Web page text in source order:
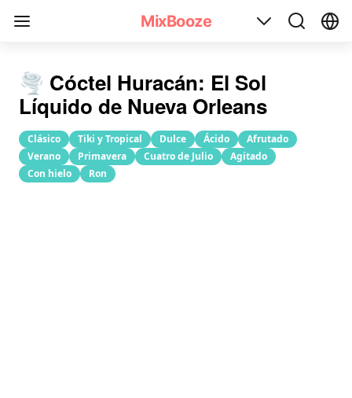
MixBooze
🌪️ Cóctel Huracán: El Sol
Líquido de Nueva Orleans
Clásico Tiki y Tropical Dulce Ácido
Afrutado
Verano
Primavera Cuatro de Julio
Agitado
Con hielo
Ron